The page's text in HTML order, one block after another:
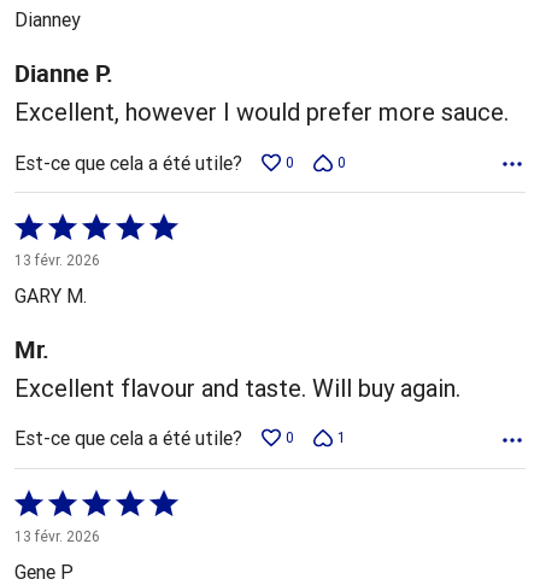
5
Dianney
Dianne P.
Excellent, however I would prefer more sauce.
Est-ce que cela a été utile? 0 0
Coté
5 sur
5
13 févr. 2026
GARY M.
Mr.
Excellent flavour and taste. Will buy again.
Est-ce que cela a été utile? 0 1
Coté
5 sur
5
13 févr. 2026
Gene P